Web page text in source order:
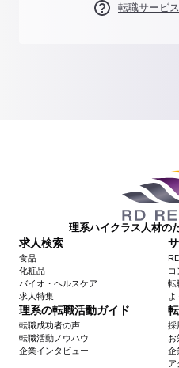
転職サービ
理系ハイクラス人材の
求人検索
食品
化粧品
バイオ・ヘルスケア
求人特集
転
理系の転職活動ガイド
転職成功者の声
転職活動ノウハウ
企業インタビュー
採
お
企
ア